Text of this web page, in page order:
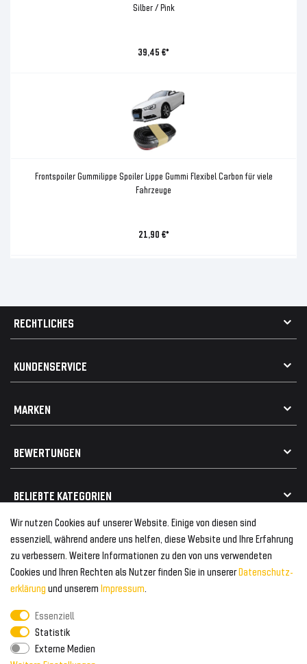
Silber / Pink
39,45 €*
Frontspoiler Gummilippe Spoiler Lippe Gummi Flexibel Carbon für viele
Fahrzeuge
21,90 €*
Wir nutzen Cookies auf unserer Website. Einige von diesen sind
essenziell, während andere uns helfen, diese Website und Ihre Erfahrung
zu verbessern. Weitere Informationen zu den von uns verwendeten
Cookies und Ihren Rechten als Nutzer finden Sie in unsererDaten­schutz­
erklärung und unserem Impressum.
Essenziell
Statistik
Externe Medien
RECHTLICHES
Widerrufsrecht
Vertrag widerrufen
Elektro- / Altteilentsorgung
KUNDENSERVICE
MARKEN
Geeignet für Mercedes
BEWERTUNGEN
BELIEBTE KATEGORIEN
Frontspoiler
Heckspoiler
Kabelbäume
Kühlergrill
FOLGEN SIE UNS AUF
Tuning Fanatics
ZAHLUNG & VERSAND
Zahlungsanbieter
Versand & Zahlung
WELTWEITER VERSAND
© 2026 Tuning Fanatics